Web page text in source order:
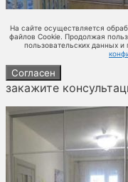
На сайте осуществляется
файлов Cookie. Продолжая
пользовательских данных
Согласен
закажите